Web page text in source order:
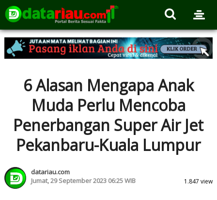
6 Alasan Mengapa Anak
Muda Perlu Mencoba
Penerbangan Super Air Jet
Pekanbaru-Kuala Lumpur
datariau.com
Jumat, 29 September 2023 06:25 WIB
1.847 view